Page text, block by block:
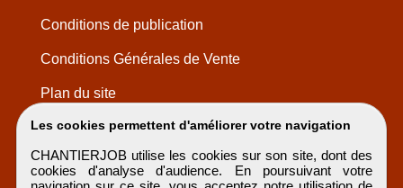
Les cookies permettent d'améliorer votre navigation
CHANTIERJOB utilise les cookies sur son site, dont des
cookies d'analyse d'audience. En poursuivant votre
Conditions de publication
Conditions Générales de Vente
Plan du site